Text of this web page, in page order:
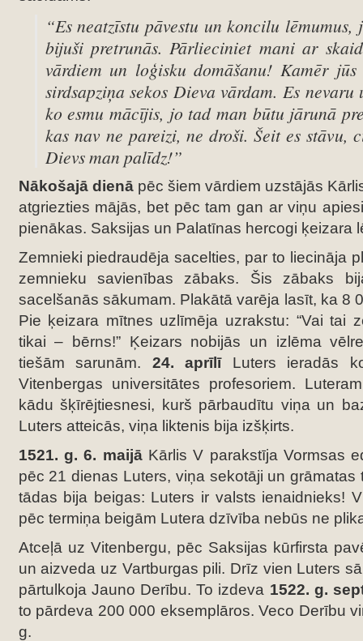
“Es neatzīstu pāvestu un koncilu
bijuši pretrunās. Pārlieciniet mani ar
vārdiem un loģisku domāšanu! Kamēr
sirdsapziņa sekos Dieva vārdam. Es
ko esmu mācījis, jo tad man būtu jārunā
kas nav ne pareizi, ne droši. Šeit es stāvu,
Dievs man palīdz!”
Nākošajā dienāpēc šiem vārdiem uzstājās
atgriezties mājās, bet pēc tam gan ar viņu
pienākas. Saksijas un Palatīnas hercogi ķeizara
Zemnieki piedraudēja sacelties, par to liecināja
zemnieku savienības zābaks. Šis zābaks
sacelšanās sākumam. Plakātā varēja lasīt, ka 8
Pie ķeizara mītnes uzlīmēja uzrakstu: “Vai tai
tikai – bērns!” Ķeizars nobijās un izlēma
tiešām sarunām. 24. aprīlīLuters ieradās
Vitenbergas universitātes profesoriem.
kādu šķīrējtiesnesi, kurš pārbaudītu viņa un
Luters atteicās, viņa liktenis bija izšķirts.
1521. g. 6. maijāKārlis V parakstīja Vormsas
pēc 21 dienas Luters, viņa sekotāji un grāmatas
tādas bija beigas: Luters ir valsts ienaidnieks!
pēc termiņa beigām Lutera dzīvība nebūs ne
Atceļā uz Vitenbergu, pēc Saksijas kūrfirsta
un aizveda uz Vartburgas pili. Drīz vien Luters
pārtulkoja Jauno Derību. To izdeva 1522. g.
to pārdeva 200 000 eksemplāros. Veco Derību
g.